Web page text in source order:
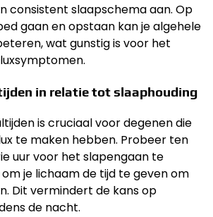
consistent slaapschema aan. Op
gaan en opstaan kan je algehele
wat gunstig is voor het
in relatie tot slaaphouding
is cruciaal voor degenen die
te maken hebben. Probeer ten
uur voor het slapengaan te
je lichaam de tijd te geven om
Dit vermindert de kans op
de nacht.